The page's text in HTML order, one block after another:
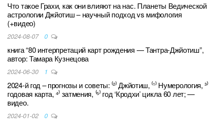
Что такое Грахи, как они влияют на нас. Планеты Ведической
астрологии Джйотиш – научный подход vs мифология
(+видео)
2024-08-07 0
книга “80 интерпретаций карт рождения — Тантра-Джйотиш”,
автор: Тамара Кузнецова
2024-06-30 1
2024-й год – прогнозы и советы: ⁽²⁾ Джйотиш, ⁽¹⁾ Нумерология, ³⁾
годовая карта, ⁴⁾ затмения, ⁽⁵⁾ год ‘Кродхи’ цикла 60 лет; —
видео.
2024-01-02 0